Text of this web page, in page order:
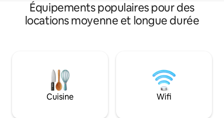
Équipements populaires pour des
locations moyenne et longue durée
Cuisine Wifi